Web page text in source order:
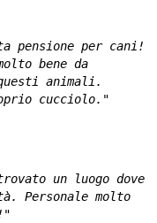
pensione per cani!
bene da
animali.
cucciolo."
un luogo dove
Personale molto